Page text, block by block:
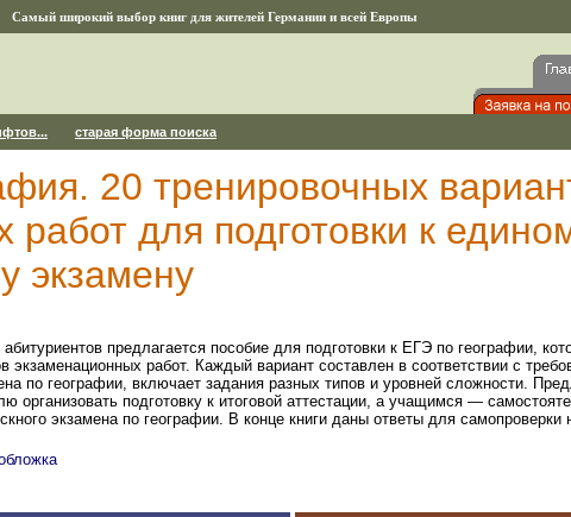
Самый широкий выбор книг для жителей Германии и всей Европы
старая форма поиска
20 тренировочных
работ для подготовки к
экзамену
предлагается поcобие для подготовки к ЕГЭ по географии,
экзаменационных работ. Каждый вариант составлен в соответствии с
по географии, включает задания разных типов и уровней сложности.
организовать подготовку к итоговой аттестации, а учащимся —
экзамена по географии. В конце книги даны ответы для самопроверки